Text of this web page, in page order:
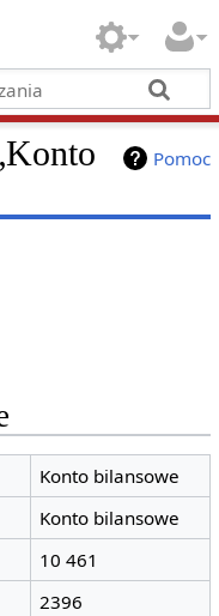
Pomoc
Konto bilansowe
Konto bilansowe
10 461
2396